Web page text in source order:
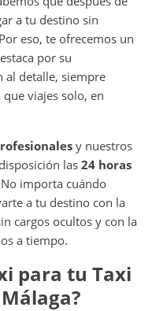
a tu destino sin
eso, te ofrecemos un
por su
al detalle, siempre
viajes solo, en
y nuestros
las24 horas
importa cuándo
a tu destino con la
cargos ocultos y con la
a tiempo.
para tu Taxi